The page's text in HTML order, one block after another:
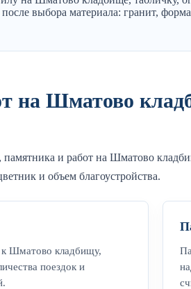
выбора материала: гранит,
на Шматово
памятника и работ на Шматово
и объем благоустройства.
к Шматово кладбищу,
поездок и